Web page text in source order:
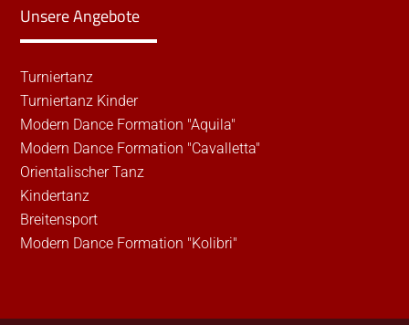
Unsere Angebote
Turniertanz
Turniertanz Kinder
Modern Dance Formation "Aquila"
Modern Dance Formation "Cavalletta"
Orientalischer Tanz
Kindertanz
Breitensport
Modern Dance Formation "Kolibri"